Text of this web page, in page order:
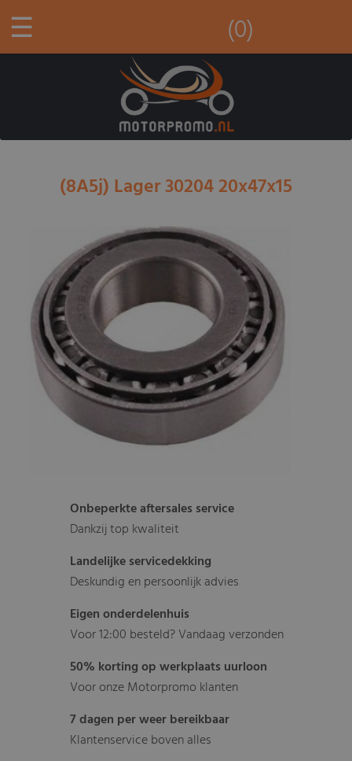
☰ (0)
(8A5j) Lager 30204 20x47x15
Onbeperkte aftersales service
Dankzij top kwaliteit
Landelijke servicedekking
Deskundig en persoonlijk advies
Eigen onderdelenhuis
Voor 12:00 besteld? Vandaag verzonden
50% korting op werkplaats uurloon
Voor onze Motorpromo klanten
7 dagen per weer bereikbaar
Klantenservice boven alles